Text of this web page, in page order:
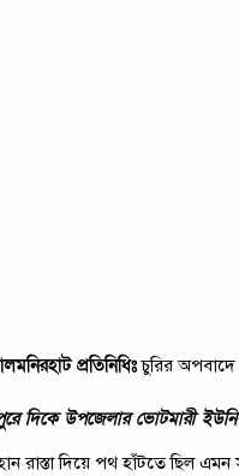
প্রতিনিধিঃচুরির অপবাদে
দিকে উপজেলার ভোটমারী
রাস্তা দিয়ে পথ হাঁটতে ছিল